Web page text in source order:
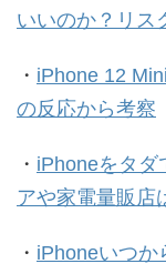
いいのか？リス
・ iPhone 12
の反応から考察
・ iPhoneをタダ
アや家電量販店
・ iPhoneいつか